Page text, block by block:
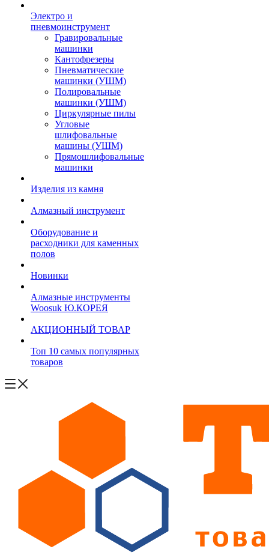
Электро и
пневмоинструмент
Гравировальные
машинки
Кантофрезеры
Пневматические
машинки (УШМ)
Полировальные
машинки (УШМ)
Циркулярные пилы
Угловые
шлифовальные
машины (УШМ)
Прямошлифовальные
машинки
Изделия из камня
Алмазный инструмент
Оборудование и
расходники для каменных
полов
Новинки
Алмазные инструменты
Woosuk Ю.КОРЕЯ
АКЦИОННЫЙ ТОВАР
Топ 10 самых популярных
товаров